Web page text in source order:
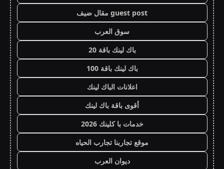
guest post مقال ضيف
سوق العرب
باك لينك باقة 20
باك لينك باقة 100
اعلانات الباك لينك
أقوى باقة باك لينك
خدمات با كلينك 2026
موقع تجاربنا تجارب الحياه
ديوان العرب